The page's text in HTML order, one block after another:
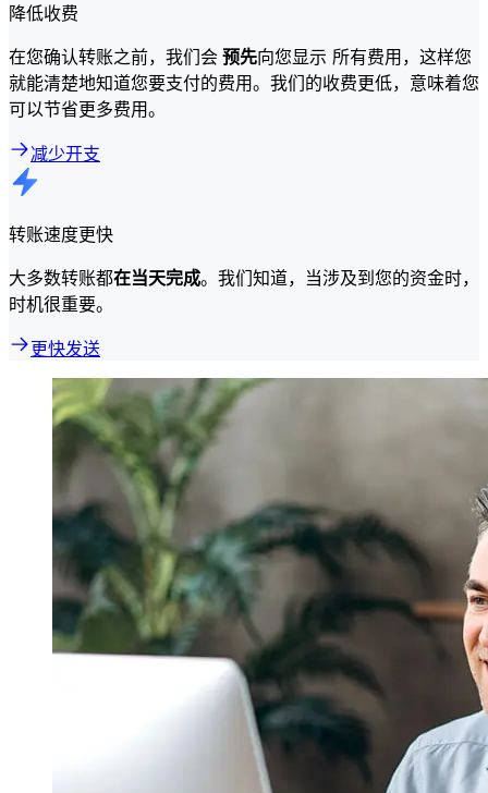
降低收费
在您确认转账之前，我们会 预先向您显示 所有费用，这样您
就能清楚地知道您要支付的费用。我们的收费更低，意味着您
可以节省更多费用。
减少开支
转账速度更快
大多数转账都在当天完成。我们知道，当涉及到您的资金时，
时机很重要。
更快发送